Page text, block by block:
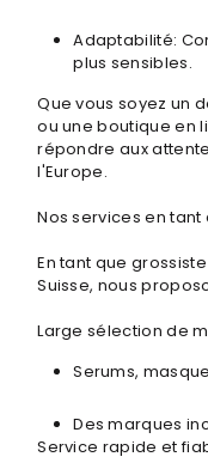
Adaptabilité:
plus sensibles.
Que vous soyez un
ou une boutique en
répondre aux
l'Europe.
Nos services en
En tant que
Suisse, nous
Large sélection de
Serums,
Des marques
Service rapide et